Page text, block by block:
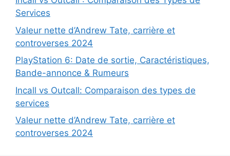
Services
Valeur nette d’Andrew Tate, carrière et
controverses 2024
PlayStation 6: Date de sortie, Caractéristiques,
Bande-annonce & Rumeurs
Incall vs Outcall: Comparaison des types de
services
Valeur nette d’Andrew Tate, carrière et
controverses 2024